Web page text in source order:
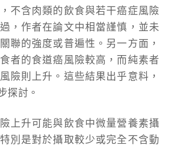
不含肉類的飲食與若干癌症風險
，作者在論文中相當謹慎，並未
聯的強度或普遍性。另一方面，
者的食道癌風險較高，而純素者
險則上升。這些結果出乎意料，
探討。
上升可能與飲食中微量營養素攝
別是對於攝取較少或完全不含動